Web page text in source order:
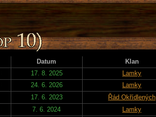
Datum
Klan
17. 8. 2025
Lamky
24. 6. 2026
Lamky
17. 6. 2023
Řád Okřídlených
7. 6. 2024
Lamky